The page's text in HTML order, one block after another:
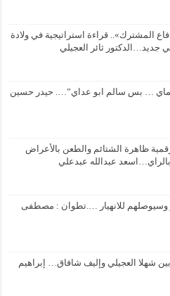
المشترك».. قراءة استراتيجية في ولادة
جديد…الدكتور ثائر العجيلي
… بس سالم ابو عداي”…. حيدر حسين
ظاهرة الشتائم والطعن بالأعراض
عبدالله عبدعلي
وسيوصلهم للانهيار ….تطوان : مصطفى
شهلا العجيلي وإليف شافاق… إبراهيم